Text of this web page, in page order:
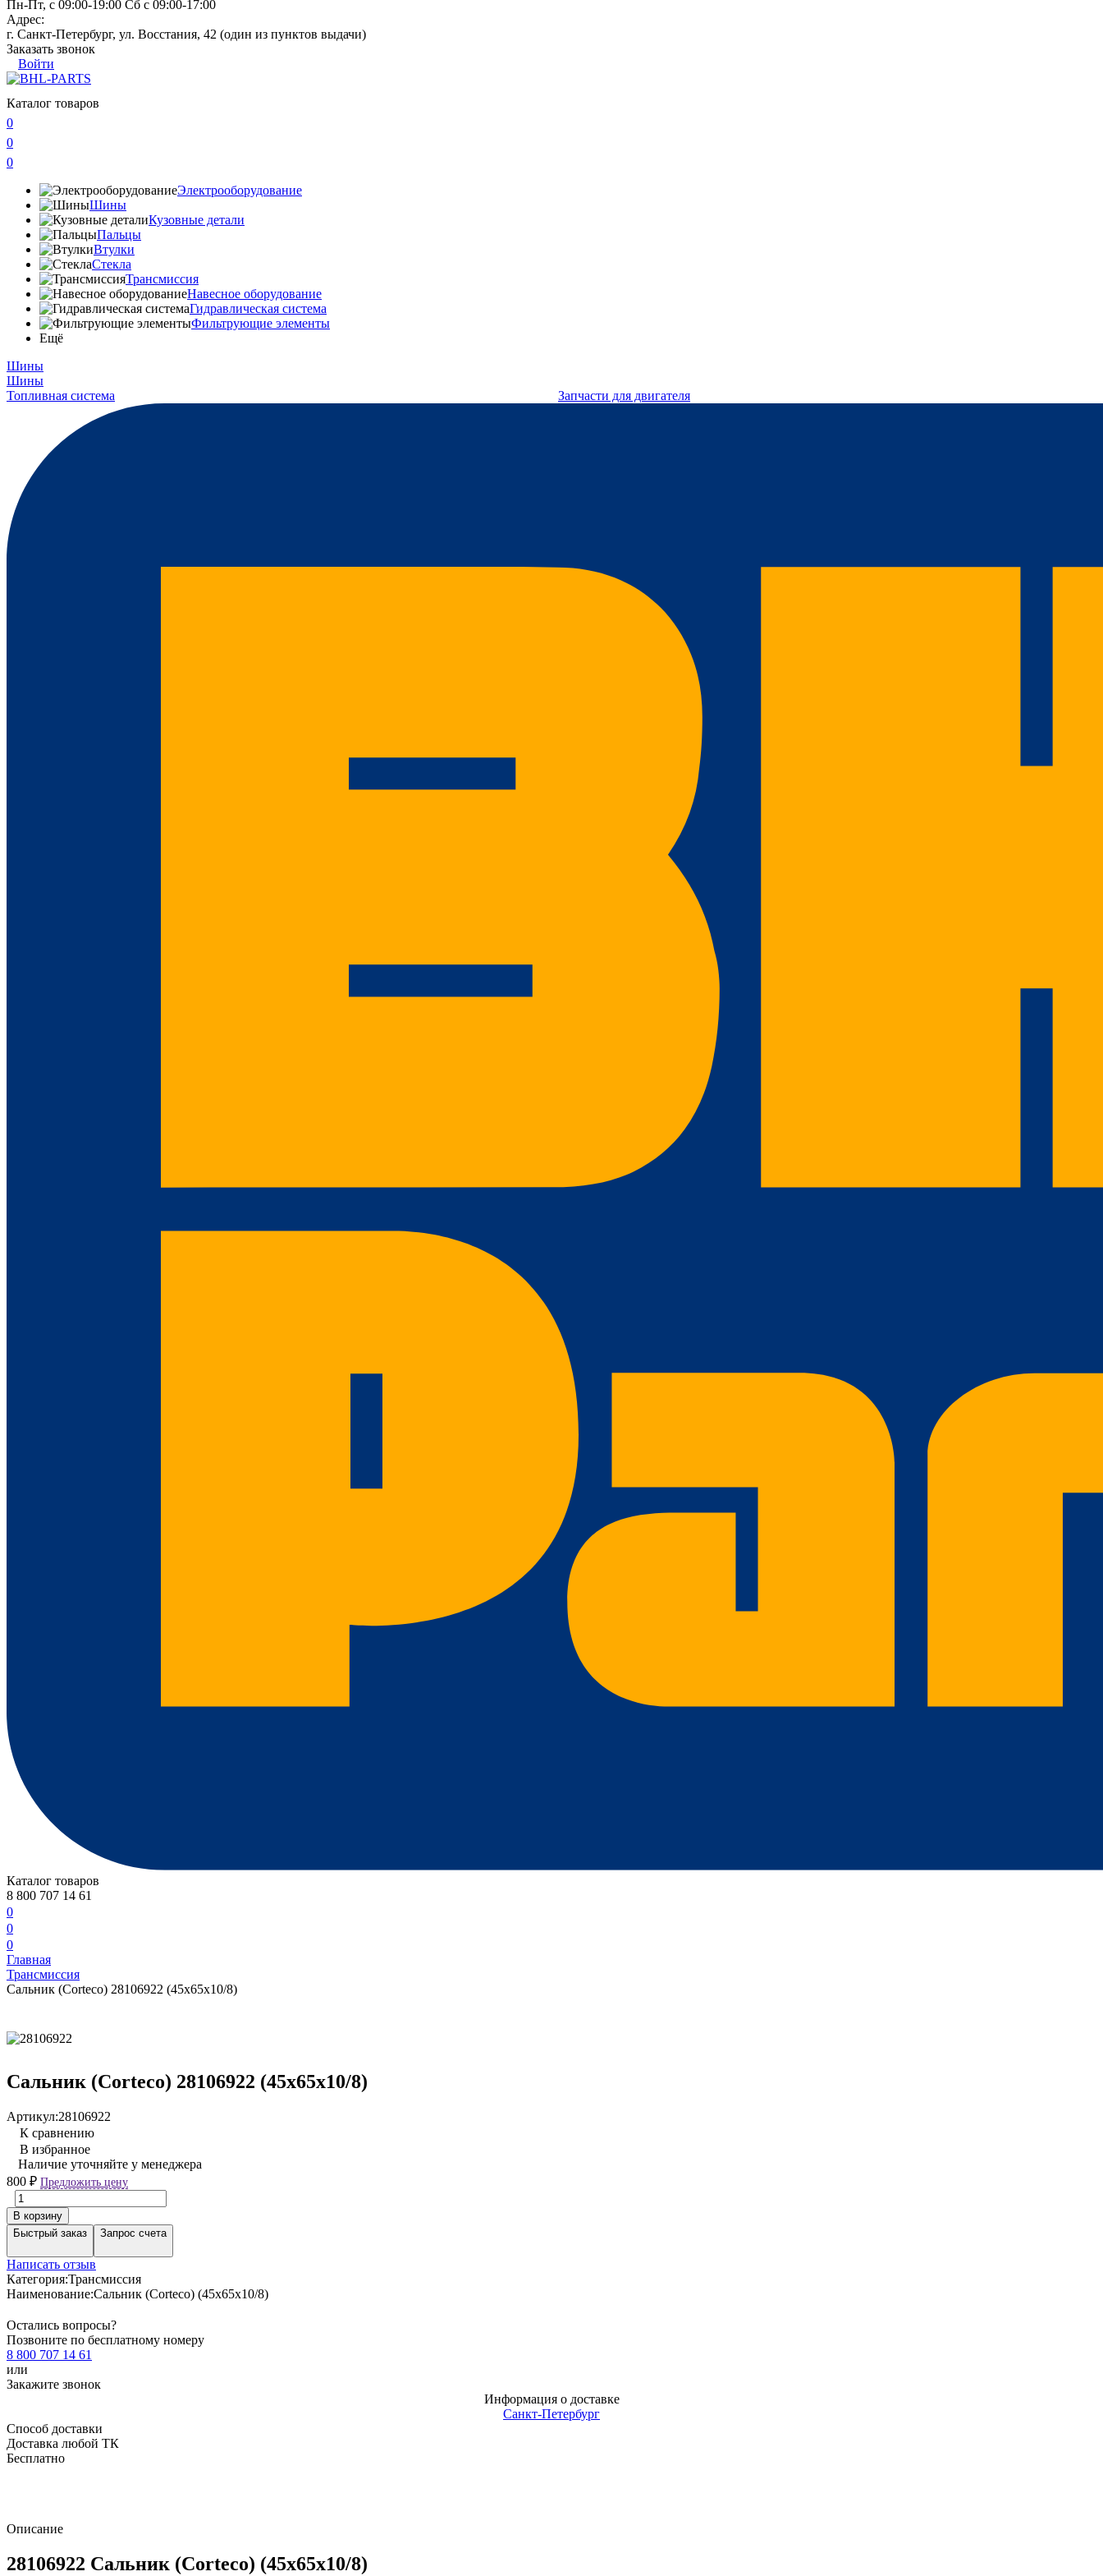
Пн-Пт, с 09:00-19:00 Сб с 09:00-17:00
Адрес:
г. Санкт-Петербург, ул. Восстания, 42 (один из пунктов выдачи)
Заказать звонок
Войти
Каталог товаров
0
0
0
Электрооборудование
Шины
Кузовные детали
Пальцы
Втулки
Стекла
Трансмиссия
Навесное оборудование
Гидравлическая система
Фильтрующие элементы
Ещё
Шины
Шины
Топливная система
Запчасти для двигателя
Каталог товаров
8 800 707 14 61
0
0
0
Главная
Трансмиссия
Сальник (Corteco) 28106922 (45x65x10/8)
Сальник (Corteco) 28106922 (45x65x10/8)
Артикул:28106922
К сравнению
В избранное
Наличие уточняйте у менеджера
800 ₽ Предложить цену
В корзину
Быстрый заказ
Запрос счета
Написать отзыв
Категория:Трансмиссия
Наименование:Сальник (Corteco) (45x65x10/8)
Остались вопросы?
Позвоните по бесплатному номеру
8 800 707 14 61
или
Закажите звонок
Информация о доставке
Санкт-Петербург
Способ доставки
Доставка любой ТК
Бесплатно
Описание
28106922 Сальник (Corteco) (45x65x10/8)